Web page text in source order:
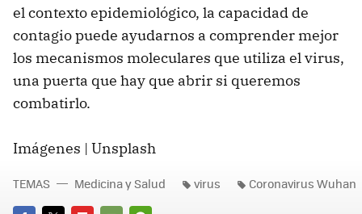
el contexto epidemiológico, la capacidad de
contagio puede ayudarnos a comprender mejor
los mecanismos moleculares que utiliza el virus,
una puerta que hay que abrir si queremos
combatirlo.
Imágenes | Unsplash
TEMAS Medicina y Salud virus Coronavirus Wuhan